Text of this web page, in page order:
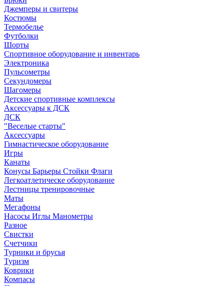
Джемперы и свитеры
Костюмы
Термобелье
Футболки
Шорты
Спортивное оборудование и инвентарь
Электроника
Пульсометры
Секундомеры
Шагомеры
Детские спортивные комплексы
Аксессуары к ДСК
ДСК
"Веселые старты"
Аксессуары
Гимнастическое оборудование
Игры
Канаты
Конусы Барьеры Стойки Флаги
Легкоатлетическе оборудование
Лестницы тренировочные
Маты
Мегафоны
Насосы Иглы Манометры
Разное
Свистки
Счетчики
Турники и брусья
Туризм
Коврики
Компасы